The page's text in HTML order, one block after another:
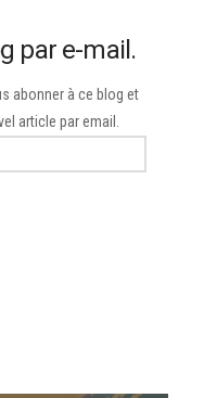
par e-mail.
abonner à ce blog et
article par email.